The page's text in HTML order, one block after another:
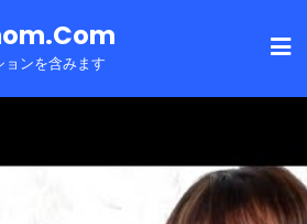
ョンを含みます